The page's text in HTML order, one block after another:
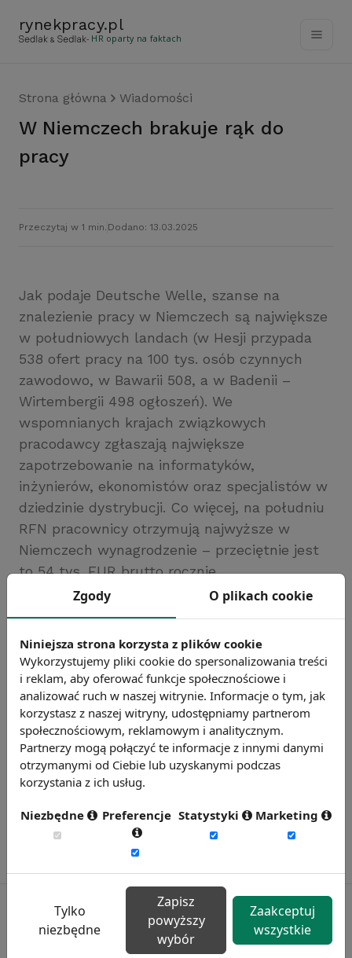
rynekpracy.pl
- HR oparty na faktach
Strona główna Wiadomości
W Niemczech brakuje rąk do
pracy
Przeczytaj w 1 min. Dodano: 13.03.2025
Jak podaje Deutsche Welle, szanse na
znalezienie pracy w Niemczech są największe
w południowych landach (w Hesji przypada
538 ofert pracy na 100 tys. osób czynnych
zawodowo, w Bawarii 508, a w Badenii –
Wirtembergii 498 ogłoszeń). We
wspomnianych krajach związkowych
pracodawcy zgłaszają największe
zapotrzebowanie na informatyków,
inżynierów, ekonomistów oraz specjalistów w
dziedzinie dystrybucji. Co więcej, na południu
RFN pracownicy otrzymują najwyższe w
Niemczech wynagrodzenie – przeciętnie jest
to 54 tys. EUR brutto rocznie.
Źródło: Deutsche Welle
Chcesz wiedzieć więcej?
Zobacz więcej wiadomości
Rynekpracy.pl
Zgody O plikach cookie
Niniejsza strona korzysta z plików cookie
Wykorzystujemy pliki cookie do spersonalizowania treści
i reklam, aby oferować funkcje społecznościowe i
analizować ruch w naszej witrynie. Informacje o tym, jak
korzystasz z naszej witryny, udostępniamy partnerom
społecznościowym, reklamowym i analitycznym.
Partnerzy mogą połączyć te informacje z innymi danymi
otrzymanymi od Ciebie lub uzyskanymi podczas
korzystania z ich usług.
Niezbędne Preferencje Statystyki Marketing
Tylko
niezbędne
Zapisz
powyższy
wybór
Zaakceptuj
wszystkie